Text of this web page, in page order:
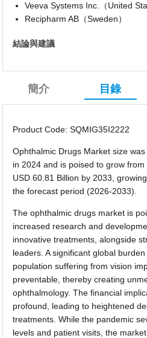
Veeva Systems Inc.（United
Recipharm AB（Sweden）
結論與建議
簡介 目錄
Product Code: SQMIG35I2222
Ophthalmic Drugs Market size
in 2024 and is poised to grow
USD 60.81 Billion by 2033,
the forecast period (2026-2033).
The ophthalmic drugs market is
increased research and
innovative treatments, alongside
leaders. A significant global
population suffering from vision
preventable, thereby creating
ophthalmology. The financial
profound, leading to heightened
treatments. While the pandemic
levels and patient visits, the